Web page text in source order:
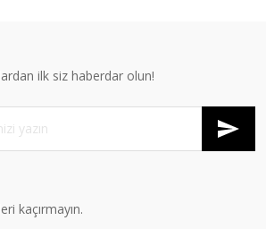
ilk siz haberdar olun!
kaçırmayın.